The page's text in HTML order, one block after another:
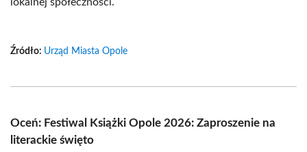
Źródło: Urząd Miasta Opole
Oceń: Festiwal Książki Opole 2026: Zaproszenie na
literackie święto